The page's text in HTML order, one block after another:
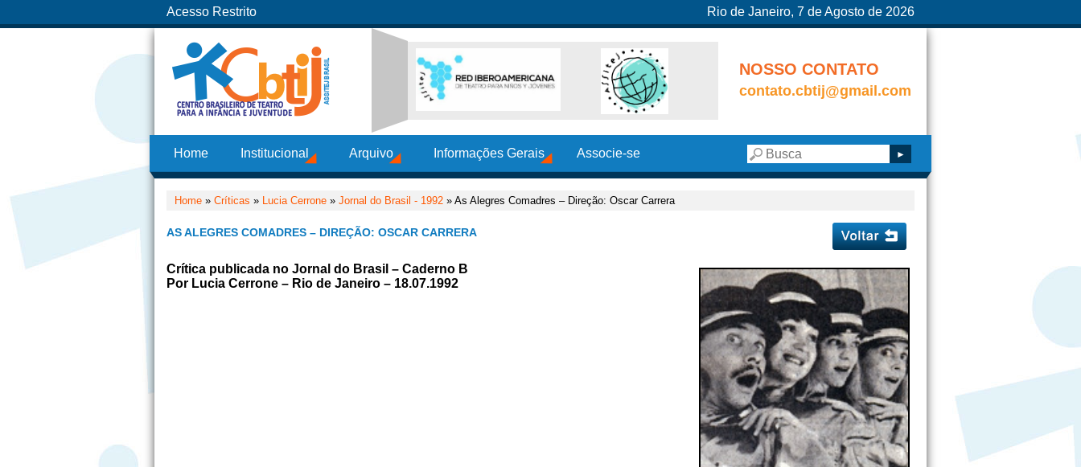
Acesso Restrito Rio de Janeiro, 7 de Agosto de 2026
NOSSO CONTATO
contato.cbtij@gmail.com
Home Institucional Arquivo Informações Gerais Associe-se
Home » Críticas » Lucia Cerrone » Jornal do Brasil - 1992 » As Alegres Comadres – Direção: Oscar Carrera
AS ALEGRES COMADRES – DIREÇÃO: OSCAR CARRERA
Crítica publicada no Jornal do Brasil – Caderno B
Por Lucia Cerrone – Rio de Janeiro – 18.07.1992